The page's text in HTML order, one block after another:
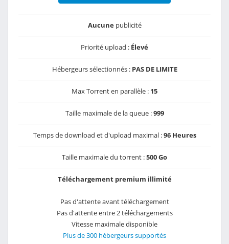
Aucunepublicité
Priorité upload : Élevé
Hébergeurs sélectionnés : PAS DE LIMITE
Max Torrent en parallèle : 15
Taille maximale de la queue :999
Temps de download et d'upload maximal :96 Heures
Taille maximale du torrent :500 Go
Téléchargement premium illimité
Pas d'attente avant téléchargement
Pas d'attente entre 2 téléchargements
Vitesse maximale disponible
Plus de 300 hébergeurs supportés